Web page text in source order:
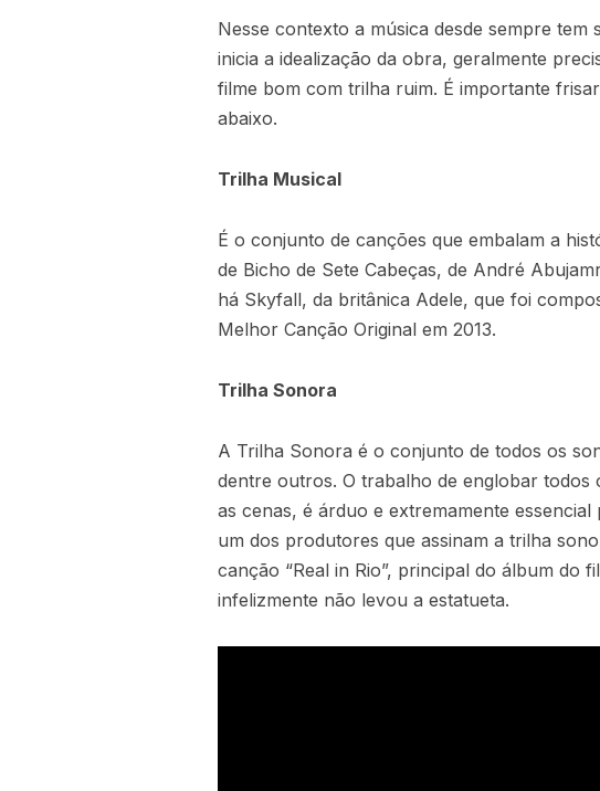
Nesse contexto a música desde sempre
inicia a idealização da obra, geralmente
filme bom com trilha ruim. É importante
abaixo.
Trilha Musical
É o conjunto de canções que embalam a
de Bicho de Sete Cabeças, de André
há Skyfall, da britânica Adele, que foi
Melhor Canção Original em 2013.
Trilha Sonora
A Trilha Sonora é o conjunto de todos os
dentre outros. O trabalho de englobar
as cenas, é árduo e extremamente
um dos produtores que assinam a trilha
canção “Real in Rio”, principal do álbum do
infelizmente não levou a estatueta.